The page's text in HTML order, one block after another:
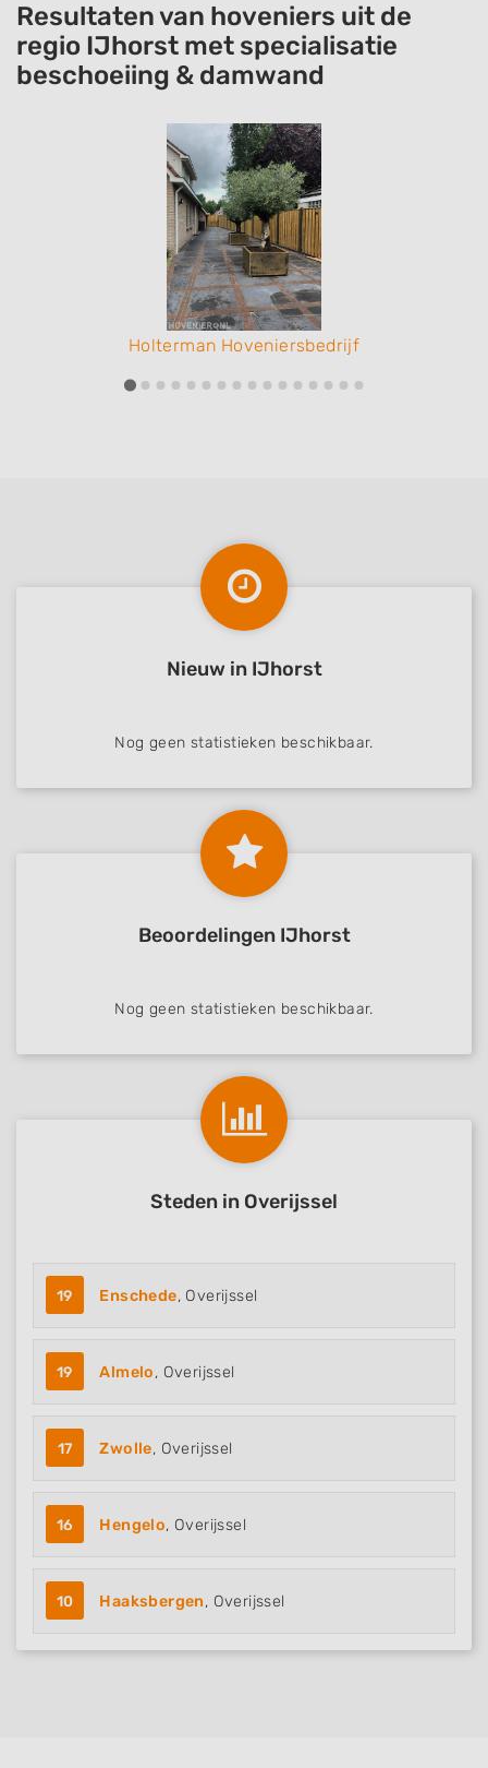
Resultaten van hoveniers uit de
regio IJhorst met specialisatie
beschoeiing & damwand
Holterman Hoveniersbedrijf
Nieuw in IJhorst
Nog geen statistieken beschikbaar.
Beoordelingen IJhorst
Nog geen statistieken beschikbaar.
Steden in Overijssel
19 Enschede, Overijssel
19 Almelo, Overijssel
17 Zwolle, Overijssel
16 Hengelo, Overijssel
10 Haaksbergen, Overijssel